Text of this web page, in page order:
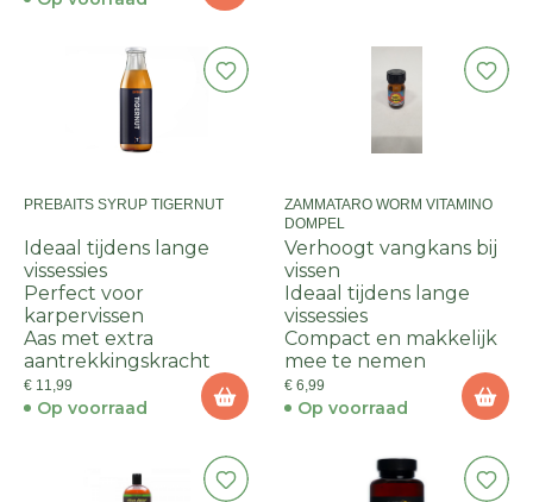
PREBAITS SYRUP TIGERNUT
Ideaal tijdens lange
vissessies
Perfect voor
karpervissen
Aas met extra
aantrekkingskracht
€ 11,99
Op voorraad
ZAMMATARO WORM VITAMINO
DOMPEL
Verhoogt vangkans bij
vissen
Ideaal tijdens lange
vissessies
Compact en makkelijk
mee te nemen
€ 6,99
Op voorraad